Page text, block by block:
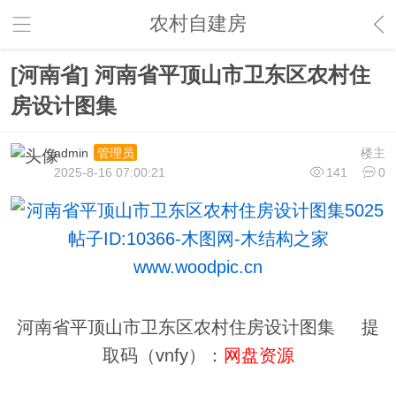
农村自建房
[河南省] 河南省平顶山市卫东区农村住
房设计图集
楼主
admin
管理员
141
0
2025-8-16 07:00:21
河南省平顶山市卫东区农村住房设计图集 提
取码（vnfy）： 网盘资源